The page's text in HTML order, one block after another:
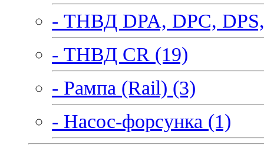
- ТНВД DPA, DPC,
- ТНВД CR (19)
- Рампа (Rail) (3)
- Насос-форсунка (1)